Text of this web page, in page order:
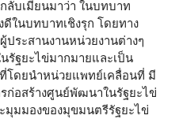
ลับเมียนมาว่า ในบทบาท
ในบทบาทเชิงรุก โดยทาง
ประสานงานหน่วยงานต่างๆ
รัฐยะไข่มากมายและเป็น
โดยนำหน่วยแพทย์เคลื่อนที่ มี
รก่อสร้างศูนย์พัฒนาในรัฐยะไข่
มุมมองของมุขมนตรีรัฐยะไข่